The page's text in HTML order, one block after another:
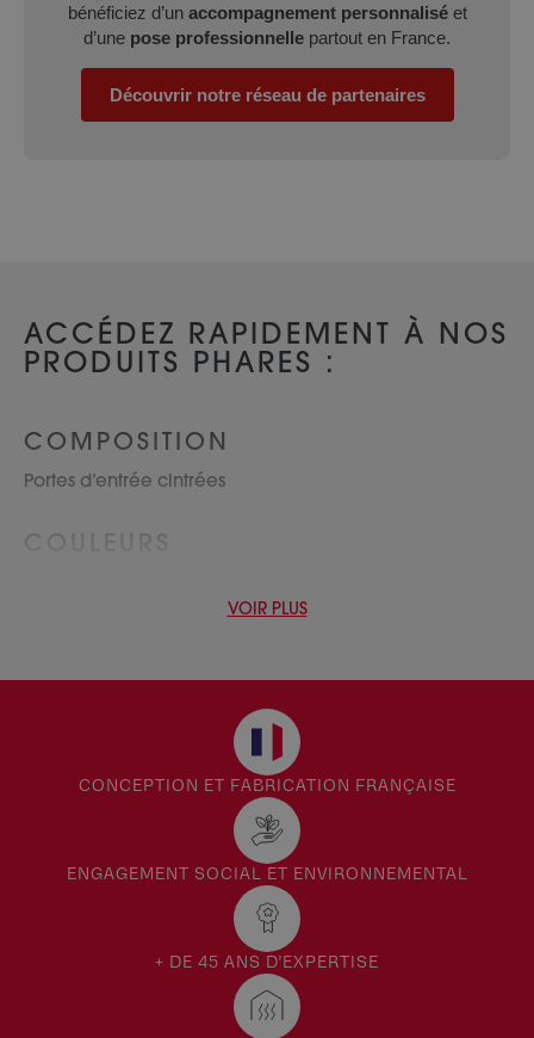
bénéficiez d’un accompagnement personnaliséet
d’une pose professionnelle partout en France.
Découvrir notre réseau de partenaires
ACCÉDEZ RAPIDEMENT À NOS
PRODUITS PHARES :
COMPOSITION
Portes d’entrée cintrées
Porte d’entrée gris clair
Portes d’entrée blanches
Porte d’entrée rouge
Portes d’entrée gris anthracite
MATÉRIAUX
Portes d’entrée bois doubles battants
Portes d’entrée bois modernes
Porte d’entrée bois semi-vitrée
Portes d’entrée bois doubles battants
Portes d’entrée bois modernes
VOIR PLUS
CONCEPTION ET FABRICATION FRANÇAISE
ENGAGEMENT SOCIAL ET ENVIRONNEMENTAL
+ DE 45 ANS D'EXPERTISE